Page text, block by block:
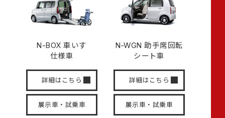
N-BOX車いす
仕様車
詳細はこちら
展示車・試乗車
N-WGN 助手席回転
シート車
詳細はこちら
展示車・試乗車